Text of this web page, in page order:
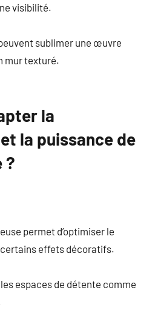
visibilité.
sublimer une œuvre
mur texturé.
la
la puissance de
?
permet d’optimiser le
effets décoratifs.
espaces de détente comme